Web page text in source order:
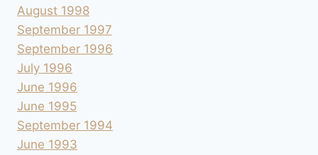
August 1998
September 1997
September 1996
July 1996
June 1996
June 1995
September 1994
June 1993